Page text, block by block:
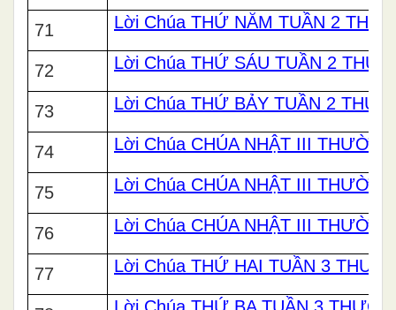
71 Lời Chúa THỨ NĂM TUẦN 2
72 Lời Chúa THỨ SÁU TUẦN 2
73 Lời Chúa THỨ BẢY TUẦN 2
74 Lời Chúa CHÚA NHẬT III
75 Lời Chúa CHÚA NHẬT III
76 Lời Chúa CHÚA NHẬT III
77 Lời Chúa THỨ HAI TUẦN 3
Lời Chúa THỨ BA TUẦN 3